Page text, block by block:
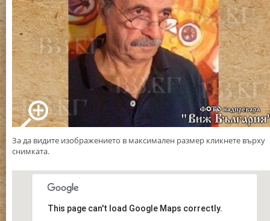
За да видите изображението в максимален размер кликнете върху
снимката.
This page can't load Google Maps correctly.